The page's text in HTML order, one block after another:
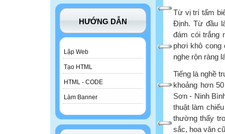
HƯỚNG DẪN
Lập Web
Tạo HTML
HTML - CODE
Làm Banner
Từ vị trí tấm
Định. Từ đầu
đám cói trắng
phơi khô cong
nghe rộn ràng
Tiếng là nghề
khoảng hơn
Sơn - Ninh
thuật làm
thường thấy
sắc, hoa văn